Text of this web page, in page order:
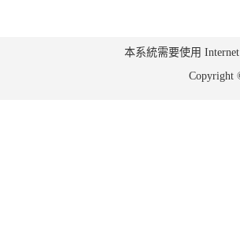
本系統需要使用
Copyright